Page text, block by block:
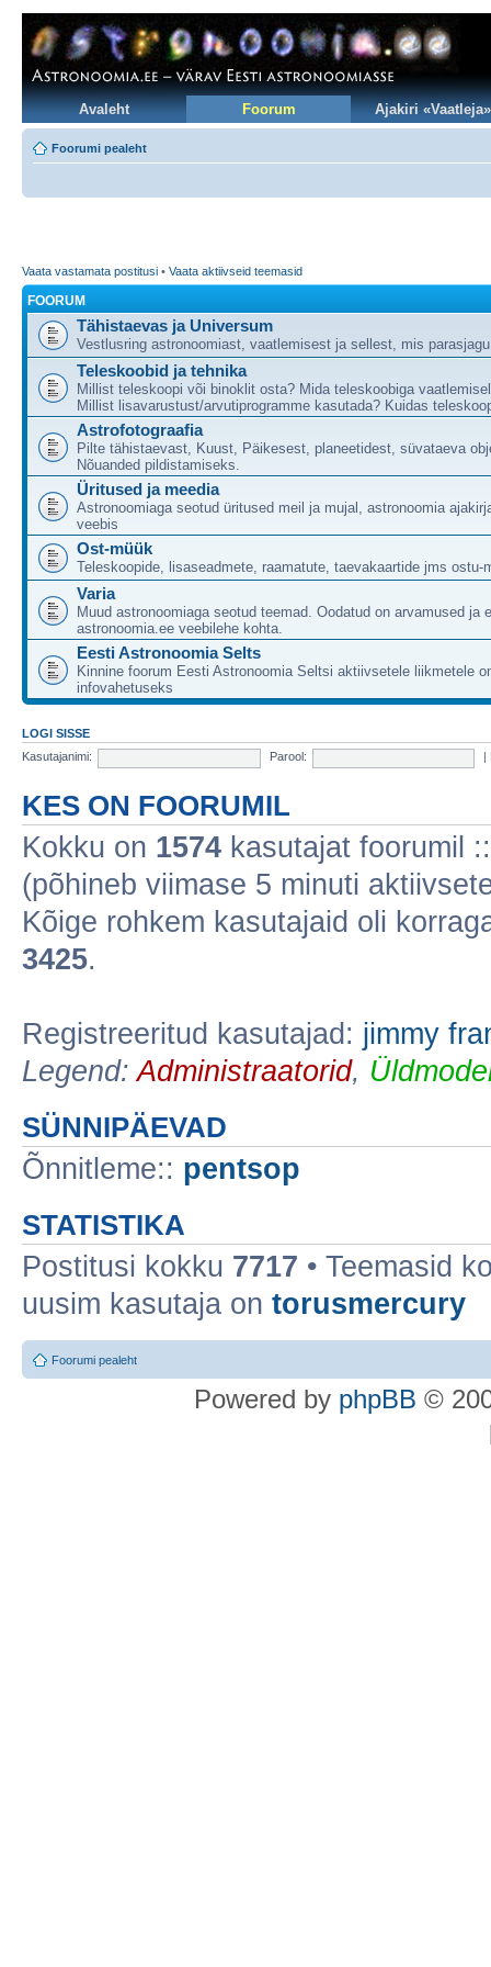
Avaleht Foorum Ajakiri «Vaatleja»
Foorumi pealeht
Vaata vastamata postitusi • Vaata aktiivseid teemasid
FOORUM
Tähistaevas ja Universum
Vestlusring astronoomiast, vaatlemisest ja sellest, mis
Teleskoobid ja tehnika
Millist teleskoopi või binoklit osta? Mida teleskoobiga
Millist lisavarustust/arvutiprogramme kasutada? Kuidas
Astrofotograafia
Pilte tähistaevast, Kuust, Päikesest, planeetidest, süvataeva
Nõuanded pildistamiseks.
Üritused ja meedia
Astronoomiaga seotud üritused meil ja mujal, astronoomia
veebis
Ost-müük
Teleskoopide, lisaseadmete, raamatute, taevakaartide jms ostu-
Varia
Muud astronoomiaga seotud teemad. Oodatud on arvamused ja
astronoomia.ee veebilehe kohta.
Eesti Astronoomia Selts
Kinnine foorum Eesti Astronoomia Seltsi aktiivsetele liikmetele
infovahetuseks
LOGI SISSE
Kasutajanimi:
Parool:
KES ON FOORUMIL
Kokku on 1574 kasutajat foorumil
(põhineb viimase 5 minuti
Kõige rohkem kasutajaid oli
3425.
Registreeritud kasutajad: jimmy
Legend:Administraatorid,
SÜNNIPÄEVAD
Õnnitleme:: pentsop
STATISTIKA
Postitusi kokku 7717 • Teemasid
uusim kasutaja on torusmercury
Foorumi pealeht
Powered by phpBB ©